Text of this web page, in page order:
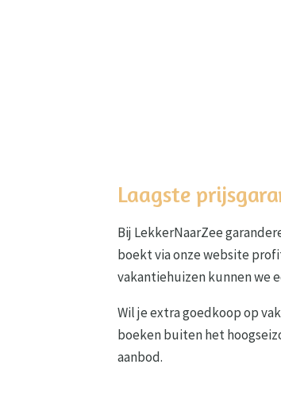
Laagste
Bij LekkerNaarZee
boekt via onze website
vakantiehuizen kunnen we
Wil je extra goedkoop op
boeken buiten het
aanbod.